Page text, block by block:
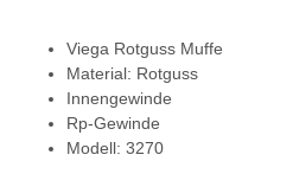
Viega Rotguss Muffe
Material: Rotguss
Innengewinde
Rp-Gewinde
Modell: 3270